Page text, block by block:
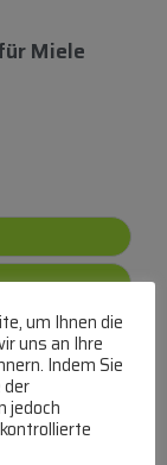
Miele
um Ihnen die
uns an Ihre
Indem Sie
der
jedoch